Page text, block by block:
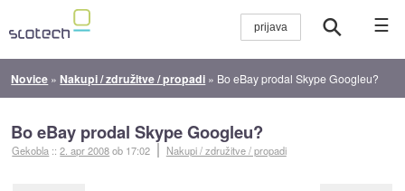
☰
Novice » Nakupi / združitve / propadi » Bo eBay prodal Skype Googleu?
Bo eBay prodal Skype Googleu?
Gekobla ::2. apr 2008ob 17:02 Nakupi / združitve / propadi